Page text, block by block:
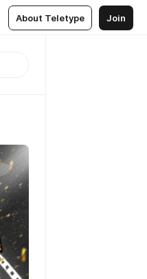
About Teletype Join